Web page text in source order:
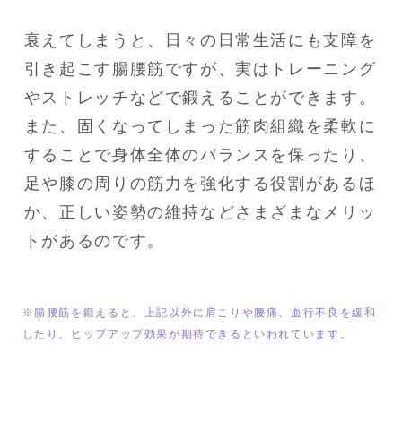
衰えてしまうと、日々の日常生活にも支障を
引き起こす腸腰筋ですが、実はトレーニング
やストレッチなどで鍛えることができます。
また、固くなってしまった筋肉組織を柔軟に
することで身体全体のバランスを保ったり、
足や膝の周りの筋力を強化する役割があるほ
か、正しい姿勢の維持などさまざまなメリッ
トがあるのです。
※腸腰筋を鍛えると、上記以外に肩こりや腰痛、血行不良を緩和
したり、ヒップアップ効果が期待できるといわれています。